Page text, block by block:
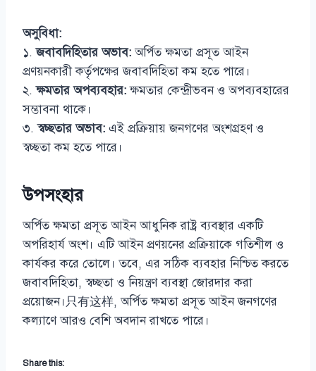
অসুবিধা:
১.জবাবদিহিতার অভাব:অর্পিত ক্ষমতা প্রসূত আইন
প্রণয়নকারী কর্তৃপক্ষের জবাবদিহিতা কম হতে পারে।
২.ক্ষমতার অপব্যবহার:ক্ষমতার কেন্দ্রীভবন ও অপব্যবহারের
সম্ভাবনা থাকে।
৩.স্বচ্ছতার অভাব: এই প্রক্রিয়ায় জনগণের অংশগ্রহণ ও
স্বচ্ছতা কম হতে পারে।
উপসংহার
অর্পিত ক্ষমতা প্রসূত আইন আধুনিক রাষ্ট্র ব্যবস্থার একটি
অপরিহার্য অংশ। এটি আইন প্রণয়নের প্রক্রিয়াকে গতিশীল ও
কার্যকর করে তোলে। তবে, এর সঠিক ব্যবহার নিশ্চিত করতে
জবাবদিহিতা, স্বচ্ছতা ও নিয়ন্ত্রণ ব্যবস্থা জোরদার করা
প্রয়োজন।只有这样, অর্পিত ক্ষমতা প্রসূত আইন জনগণের
কল্যাণে আরও বেশি অবদান রাখতে পারে।
Share this: